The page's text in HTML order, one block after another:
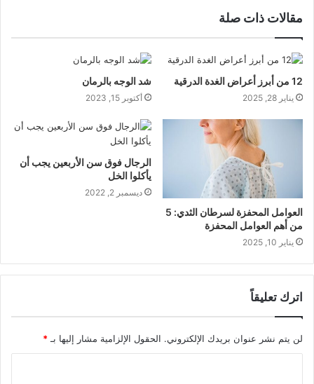
مقالات ذات صلة
12 من أبرز أعراض الغدة الدرقية
يناير 28, 2025
شد الوجه بالرمان
أكتوبر 15, 2023
العوامل المحفزة لسرطان الثدي: 5
من أهم العوامل المحفزة
يناير 10, 2025
الرجال فوق سن الأربعين يجب أن
يأكلوا الخل
ديسمبر 2, 2022
اترك تعليقاً
لن يتم نشر عنوان بريدك الإلكتروني. الحقول الإلزامية مشار إليها بـ *